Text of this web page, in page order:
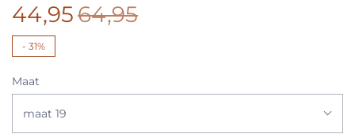
44,9564,95
- 31%
Maat
maat 19